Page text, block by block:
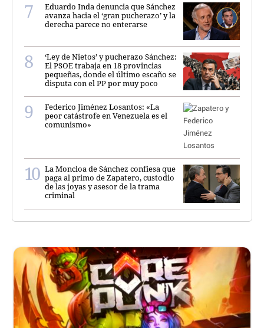
Eduardo Inda denuncia que Sánchez
avanza hacia el ‘gran pucherazo’ y la
derecha parece no enterarse
‘Ley de Nietos’ y pucherazo Sánchez:
El PSOE trabaja en 18 provincias
pequeñas, donde el último escaño se
disputa con el PP por muy poco
Federico Jiménez Losantos: «La
peor catástrofe en Venezuela es el
comunismo»
La Moncloa de Sánchez confiesa que
paga al primo de Zapatero, custodio
de las joyas y asesor de la trama
criminal